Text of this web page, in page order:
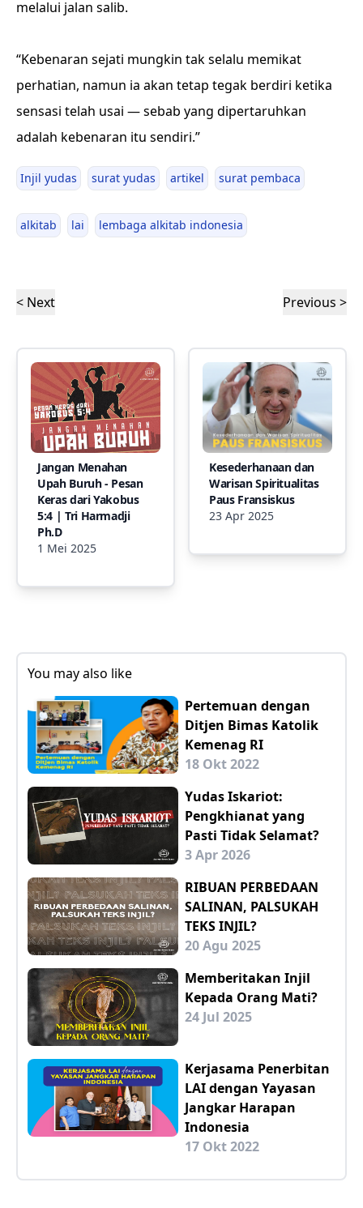
melalui jalan salib.
“Kebenaran sejati mungkin tak selalu memikat
perhatian, namun ia akan tetap tegak berdiri ketika
sensasi telah usai — sebab yang dipertaruhkan
adalah kebenaran itu sendiri.”
Injil yudas surat yudas artikel surat pembaca
alkitab lai lembaga alkitab indonesia
< Next Previous >
Jangan Menahan
Upah Buruh - Pesan
Keras dari Yakobus
5:4 | Tri Harmadji
Ph.D
1 Mei 2025
Kesederhanaan dan
Warisan Spiritualitas
Paus Fransiskus
23 Apr 2025
You may also like
Pertemuan dengan
Ditjen Bimas Katolik
Kemenag RI
18 Okt 2022
Yudas Iskariot:
Pengkhianat yang
Pasti Tidak Selamat?
3 Apr 2026
RIBUAN PERBEDAAN
SALINAN, PALSUKAH
TEKS INJIL?
20 Agu 2025
Memberitakan Injil
Kepada Orang Mati?
24 Jul 2025
Kerjasama Penerbitan
LAI dengan Yayasan
Jangkar Harapan
Indonesia
17 Okt 2022